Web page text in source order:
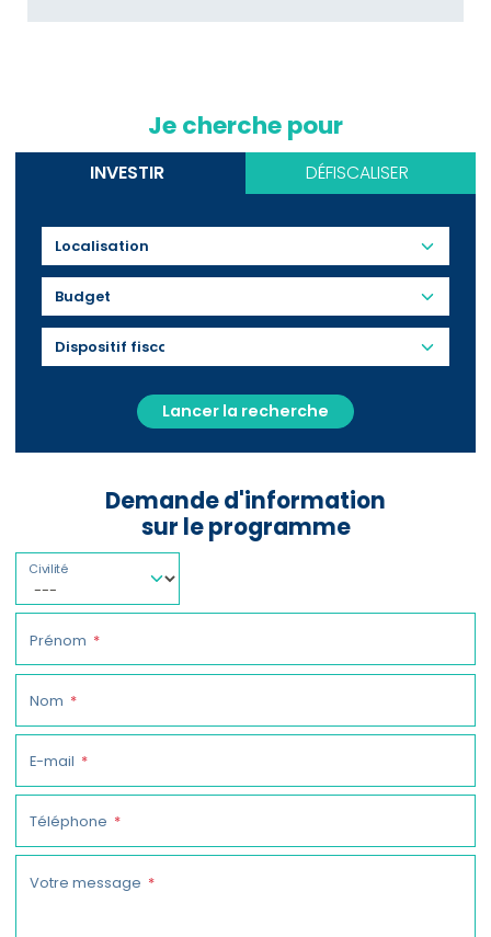
Je cherche pour
INVESTIR DÉFISCALISER
Budget
Lancer la recherche
Demande d'information
sur le programme
Civilité
Prénom
Nom
E-mail
Téléphone
Votre message